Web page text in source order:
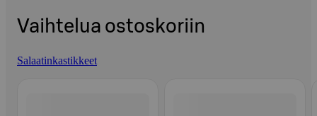
Vaihtelua ostoskoriin
Salaatinkastikkeet